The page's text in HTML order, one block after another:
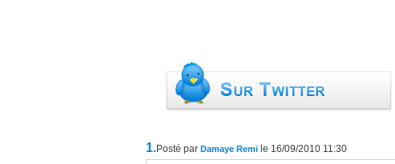
1.Posté par Damaye Remi le 16/09/2010 11:30